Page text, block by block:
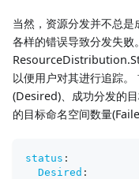
当然，资源分发并不总
各样的错误导致分发失败
以便用户对其进行追踪
(Desired)、成功分发的
的目标命名空间数量
status :
Desired :